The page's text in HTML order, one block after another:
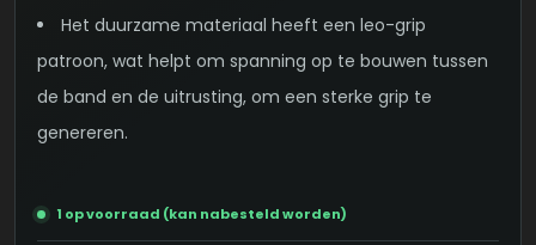
Het duurzame materiaal heeft een leo-grip
patroon, wat helpt om spanning op te bouwen tussen
de band en de uitrusting, om een sterke grip te
genereren.
1 op voorraad (kan nabesteld worden)